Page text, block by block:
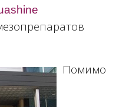
Помимо